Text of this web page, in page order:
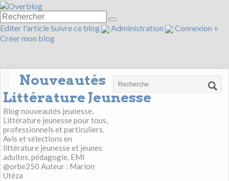
Editer l'articleSuivre ce blog Administration Connexion +
Créer mon blog
Nouveautés
Littérature Jeunesse
Blog nouveautés jeunesse,
Littérature jeunesse pour tous,
professionnels et particuliers.
Avis et sélections en
littérature jeunesse et jeunes
adultes, pédagogie, EMI
@orbe250 Auteur : Marion
Utéza